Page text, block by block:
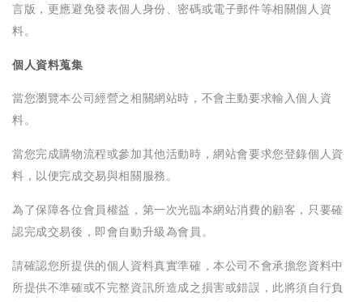
言版，更應避免發表個人身份、密碼或電子郵件等相關個人資
料。
個人資料蒐集
當您瀏覽本公司經營之相關網站時，不會主動要求輸入個人資
料。
當您完成購物流程或參加其他活動時，網站會要求您登錄個人資
料，以便完成交易與相關服務。
為了保障各位會員權益，第一次光臨本網站消費的顧客，只要確
認完成交易後，即會自動升級為會員。
請確認您所提供的個人資料真實準確，本公司不會承擔您資料中
所提供不準確或不完整資訊所造成之損害或錯誤，此將須自行負